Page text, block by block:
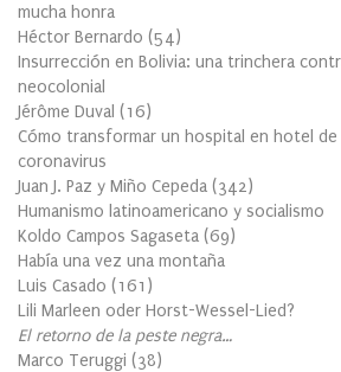
mucha honra
Héctor Bernardo (54)
Insurrección en Bolivia: una trinchera
neocolonial
Jérôme Duval (16)
Cómo transformar un hospital en hotel de
coronavirus
Juan J. Paz y Miño Cepeda (342)
Humanismo latinoamericano y socialismo
Koldo Campos Sagaseta (69)
Había una vez una montaña
Luis Casado (161 )
Lili Marleen oder Horst-Wessel-Lied?
El retorno de la peste negra…
Marco Teruggi (38)